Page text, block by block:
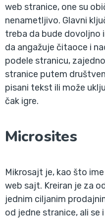
web stranice, one su
nenametljivo. Glavni
treba da bude
da angažuje čitaoce i
podele stranicu,
stranice putem
pisani tekst ili može
čak igre.
Microsites
Mikrosajt je, kao što
web sajt. Kreiran je za
jednim ciljanim
od jedne stranice, ali se